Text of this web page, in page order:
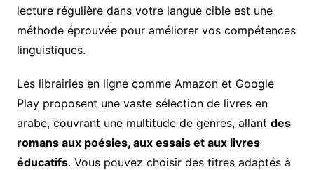
lecture régulière dans votre langue cible est une
méthode éprouvée pour améliorer vos compétences
linguistiques.
Les librairies en ligne comme Amazon et Google
Play proposent une vaste sélection de livres en
arabe, couvrant une multitude de genres, allant des
romans aux poésies, aux essais et aux livres
éducatifs. Vous pouvez choisir des titres adaptés à